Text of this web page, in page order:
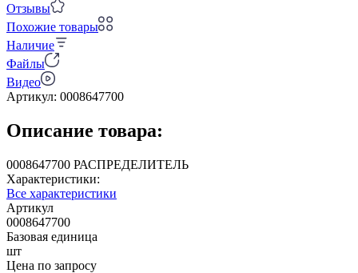
Отзывы
Похожие товары
Наличие
Файлы
Видео
Артикул: 0008647700
Описание товара:
0008647700 РАСПРЕДЕЛИТЕЛЬ
Характеристики:
Все характеристики
Артикул
0008647700
Базовая единица
шт
Цена по запросу